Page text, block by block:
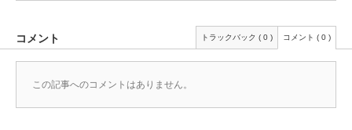
コメント トラックバック ( 0 ) コメント ( 0 )
この記事へのコメントはありません。